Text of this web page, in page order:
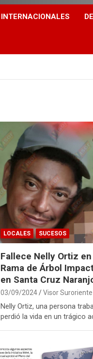
INTERNACIONALES
LOCALES SUCESOS
Fallece Nelly Ortiz
Rama de Árbol
en Santa Cruz
03/09/2024 Visor Suroriente
Nelly Ortiz, una persona
perdió la vida en un trágico